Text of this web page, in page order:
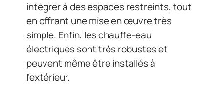
intégrer à des espaces restreints, tout
en offrant une mise en œuvre très
simple. Enfin, les chauffe-eau
électriques sont très robustes et
peuvent même être installés à
l’extérieur.